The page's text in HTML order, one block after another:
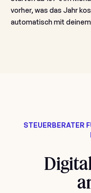
vorher, was das Jahr
automatisch mit
STEUERBERATER